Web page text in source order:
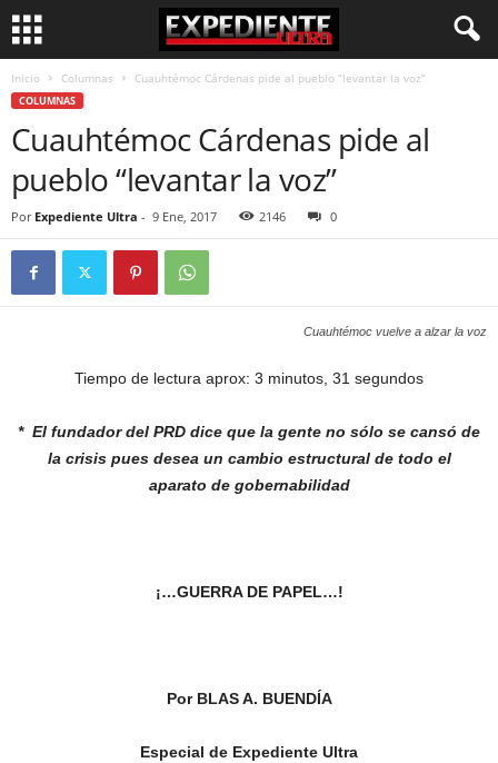
Inicio Columnas Cuauhtémoc Cárdenas pide al pueblo “levantar la voz”
COLUMNAS
Cuauhtémoc Cárdenas pide al
pueblo “levantar la voz”
Por Expediente Ultra - 9 Ene, 2017 2146 0
Cuauhtémoc vuelve a alzar la voz
Tiempo de lectura aprox: 3 minutos, 31 segundos
* El fundador del PRD dice que la gente no sólo se cansó de
la crisis pues desea un cambio estructural de todo el
aparato de gobernabilidad
¡…GUERRA DE PAPEL…!
Por BLAS A. BUENDÍA
Especial de Expediente Ultra